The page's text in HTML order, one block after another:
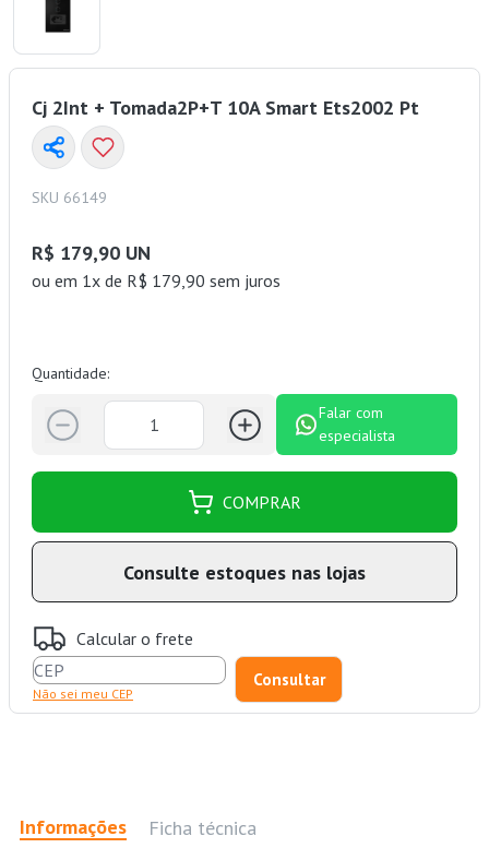
Cj 2Int + Tomada2P+T 10A Smart Ets2002 Pt
SKU 66149
R$ 179,90 UN
ou em 1x de R$ 179,90 sem juros
Quantidade:
Falar com
especialista
COMPRAR
Consulte estoques nas lojas
Calcular o frete
Não sei meu CEP
Informações Ficha técnica